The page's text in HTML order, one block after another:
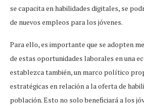
se capacita en habilidades digitales, se
de nuevos empleos para los jóvenes.
Para ello, es importante que se adopten
de estas oportunidades laborales en una
establezca también, un marco político
estratégicas en relación a la oferta de
población. Esto no solo beneficiará a los